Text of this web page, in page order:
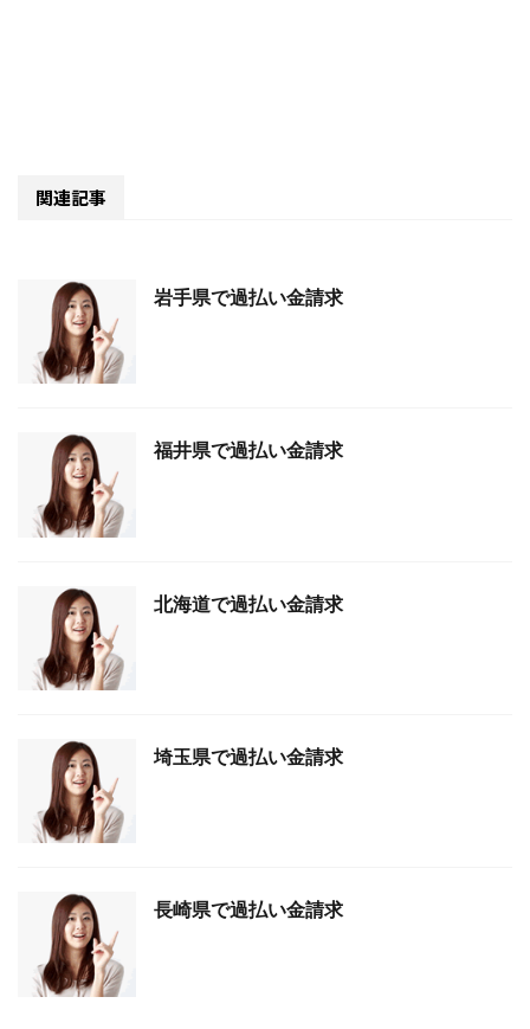
関連記事
岩手県で過払い金請求
福井県で過払い金請求
北海道で過払い金請求
埼玉県で過払い金請求
長崎県で過払い金請求